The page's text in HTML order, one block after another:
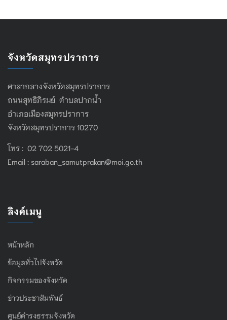
จังหวัดสมุทรปราการ
ศาลากลางจังหวัดสมุทรปราการ
ถนนสุทธิภิรมย์ ตำบลปากน้ำ
อำเภอเมืองสมุทรปราการ
จังหวัดสมุทรปราการ 10270
โทร : 02 702 5021-4
Email : saraban_samutprakan@moi.go.th
ลิงค์เมนู
หน้าหลัก
ข้อมูลทั่วไปจังหวัด
กิจกรรมของจังหวัด
ข่าวประชาสัมพันธ์
ศูนย์ดำรงธรรมจังหวัด